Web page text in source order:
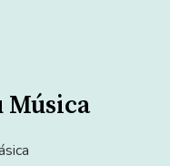
Música